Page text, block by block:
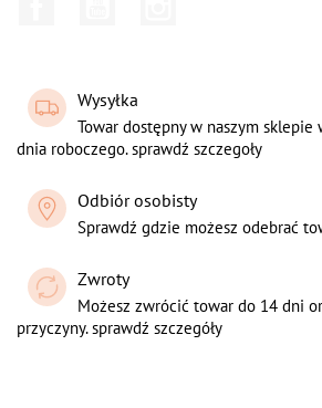
Wysyłka
Towar dostępny w naszym sklepie
dnia roboczego. sprawdź szczegoły
Odbiór osobisty
Sprawdź gdzie możesz odebrać
Zwroty
Możesz zwrócić towar do 14 dni
przyczyny. sprawdź szczegóły